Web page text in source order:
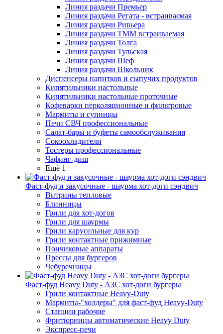
Линия раздачи Премьер
Линия раздачи Регата - встраиваемая
Линия раздачи Ривьера
Линия раздачи ТММ встраиваемая
Линия раздачи Толга
Линия раздачи Тульская
Линия раздачи Шеф
Линия раздачи Школьник
Диспенсеры напитков и сыпучих продуктов
Кипятильники настольные
Кипятильники настольные проточные
Кофеварки перколяционные и фильтровые
Мармиты и супницы
Печи СВЧ профессиональные
Салат-бары и буфеты самообслуживания
Сокоохладители
Тостеры профессиональные
Чафинг-диш
Ещё 1
Фаст-фуд и закусочные - шаурма хот-доги сэндвич
Витрины тепловые
Блинницы
Грили для хот-догов
Грили для шаурмы
Грили карусельные для кур
Грили контактные прижимные
Пончиковые аппараты
Прессы для бургеров
Чебуречницы
Фаст-фуд Heavy Duty - АЗС хот-доги бургеры
Грили контактные Heavy-Duty
Мармиты-"холдеры" для фаст-фуд Heavy-Duty
Станции рабочие
Фритюрницы автоматические Heavy Duty
Экспресс-печи